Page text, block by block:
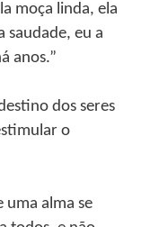
moça linda, ela
saudade, eu a
anos.”
dos seres
o
uma alma se